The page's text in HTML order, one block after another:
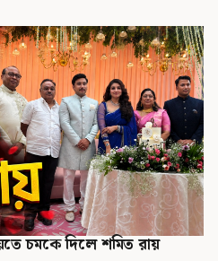
চমকে দিলে শমিত রায়